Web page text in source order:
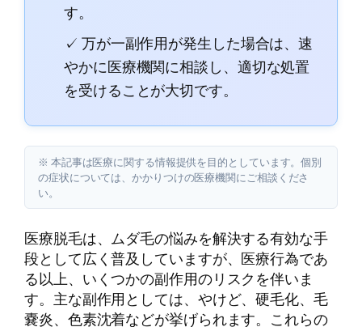
す。
✓ 万が一副作用が発生した場合は、速
やかに医療機関に相談し、適切な処置
を受けることが大切です。
※ 本記事は医療に関する情報提供を目的としています。個別
の症状については、かかりつけの医療機関にご相談くださ
い。
医療脱毛は、ムダ毛の悩みを解決する有効な手
段として広く普及していますが、医療行為であ
る以上、いくつかの副作用のリスクを伴いま
す。主な副作用としては、やけど、硬毛化、毛
嚢炎、色素沈着などが挙げられます。これらの